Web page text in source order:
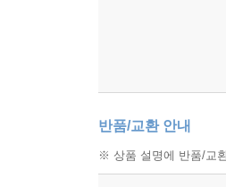
반품/교환 안내
※ 상품 설명에 반품/교